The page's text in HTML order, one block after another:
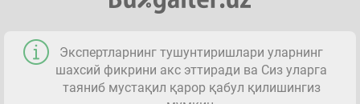
Экспертларнинг тушунтиришлари уларнинг
шахсий фикрини акс эттиради ва Сиз уларга
таяниб мустақил қарор қабул қилишингиз